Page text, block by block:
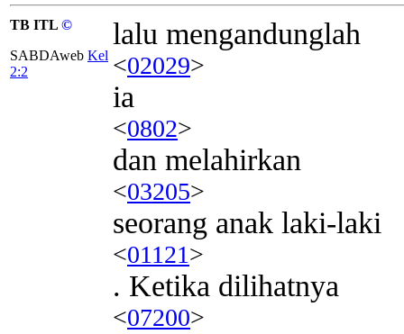
TB ITL ©
SABDAweb Kel
2:2
lalu mengandunglah
<02029>
ia
<0802>
dan melahirkan
<03205>
seorang anak laki-laki
<01121>
. Ketika dilihatnya
<07200>